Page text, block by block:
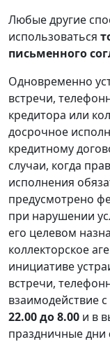
Любые другие
использоваться
письменного
Одновременно
встречи,
кредитора или
досрочное
кредитному
случаи, когда
исполнения
предусмотрено
при нарушении
его целевом
коллекторское
инициативе
встречи,
взаимодействие
22.00 до 8.00 и в
праздничные дни